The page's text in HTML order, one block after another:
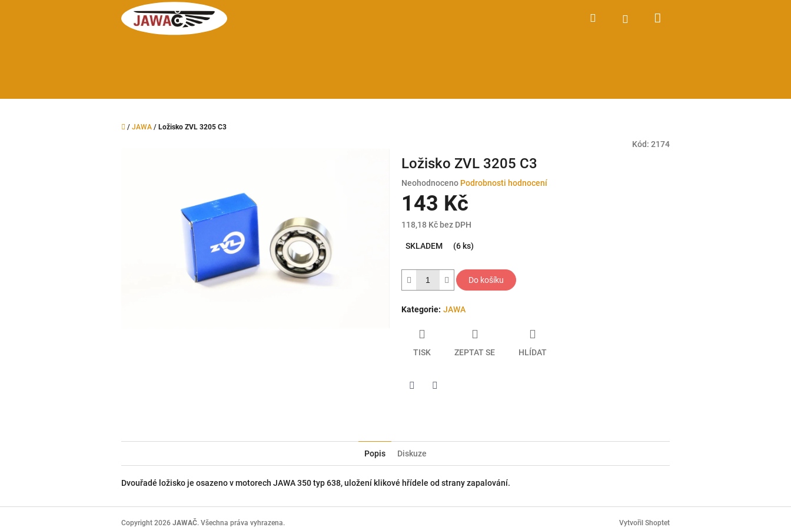
Hledat Přihlášení
Domů
/ JAWA / Ložisko ZVL 3205 C3
Kód: 2174
Ložisko ZVL 3205 C3
Průměrné
hodnocení
produktu
0,0
Neohodnoceno Podrobnosti hodnocení
143 Kč
118,18 Kč bez DPH
cena:
SKLADEM (6 ks)
Do košíku
Kategorie: JAWA
TISK ZEPTAT SE HLÍDAT
Popis Diskuze
Dvouřadé ložisko je osazeno v motorech JAWA 350 typ 638, uložení klikové hřídele od strany zapalování.
Vytvořil Shoptet
Copyright 2026 JAWAČ. Všechna práva vyhrazena.